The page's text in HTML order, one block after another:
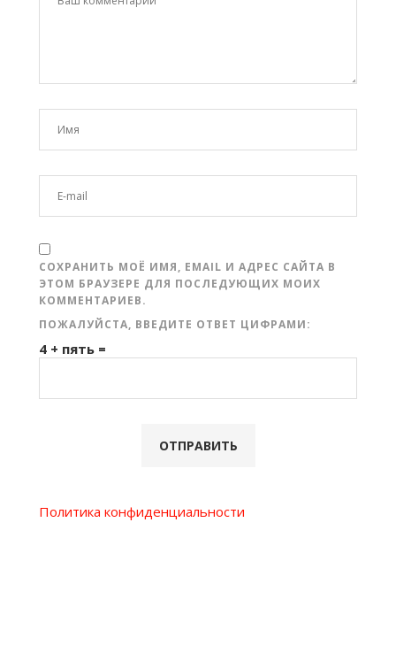
СОХРАНИТЬ МОЁ ИМЯ, EMAIL И АДРЕС САЙТА В
ЭТОМ БРАУЗЕРЕ ДЛЯ ПОСЛЕДУЮЩИХ МОИХ
КОММЕНТАРИЕВ.
ПОЖАЛУЙСТА, ВВЕДИТЕ ОТВЕТ ЦИФРАМИ:
4 + пять =
Политика конфиденциальности